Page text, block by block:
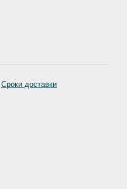
Сроки доставки